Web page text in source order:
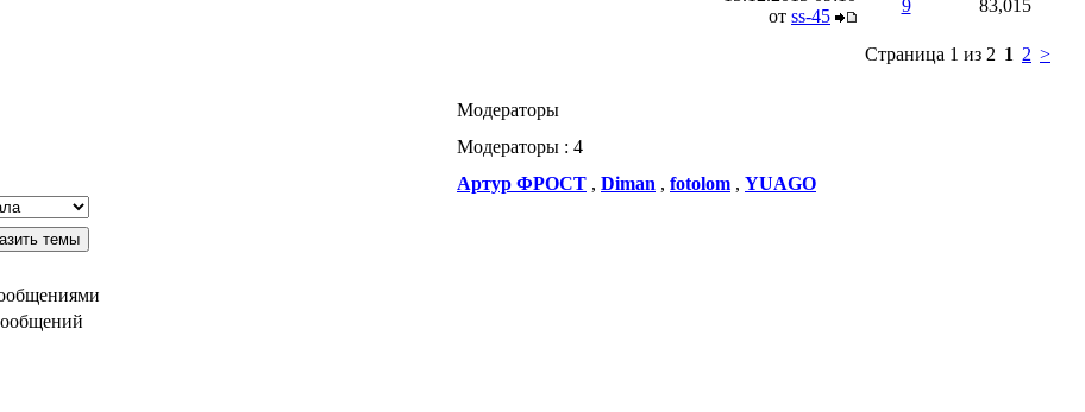
от ss-45
9 83,015
Страница 1 из 2 1 2 >
Модераторы
Модераторы : 4
Артур ФРОСТ , Diman , fotolom , YUAGO